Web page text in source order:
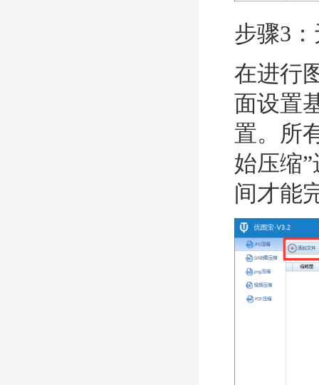
步骤3
在进行
面设置
置。所
始压缩
间才能